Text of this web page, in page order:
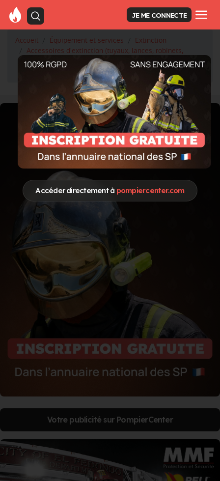
Accéder directement à pompiercenter.com
JE ME CONNECTE
Accueil Équipement et services
Extinction
Accessoires d'extinction (tuyaux, lances, robinets,
raccords)
TUYAU FIREBREAK
Votre publicité sur PompierCenter